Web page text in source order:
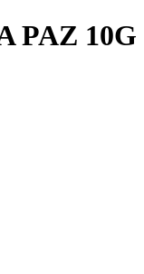
PAZ 10G